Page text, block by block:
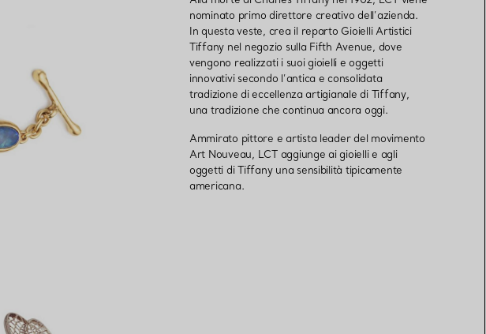
nominato primo direttore creativo dell’azienda.
In questa veste, crea il reparto Gioielli Artistici
Tiffany nel negozio sulla Fifth Avenue, dove
vengono realizzati i suoi gioielli e oggetti
innovativi secondo l’antica e consolidata
tradizione di eccellenza artigianale di Tiffany,
una tradizione che continua ancora oggi.
Ammirato pittore e artista leader del movimento
Art Nouveau, LCT aggiunge ai gioielli e agli
oggetti di Tiffany una sensibilità tipicamente
americana.